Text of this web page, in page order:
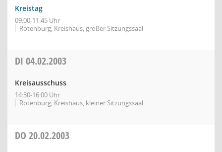
Kreistag
09:00-11:45 Uhr
Rotenburg, Kreishaus, großer Sitzungssaal
DI 04.02.2003
Kreisausschuss
14:30-16:00 Uhr
Rotenburg, Kreishaus, kleiner Sitzungssaal
DO 20.02.2003